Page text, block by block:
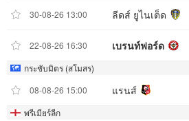
30-08-26 13:00 ลีดส์ ยูไนเต็ด
22-08-26 16:30 เบรนท์ฟอร์ด
กระชับมิตร (สโมสร)
08-08-26 15:00
แรนส์
พรีเมียร์ลีก